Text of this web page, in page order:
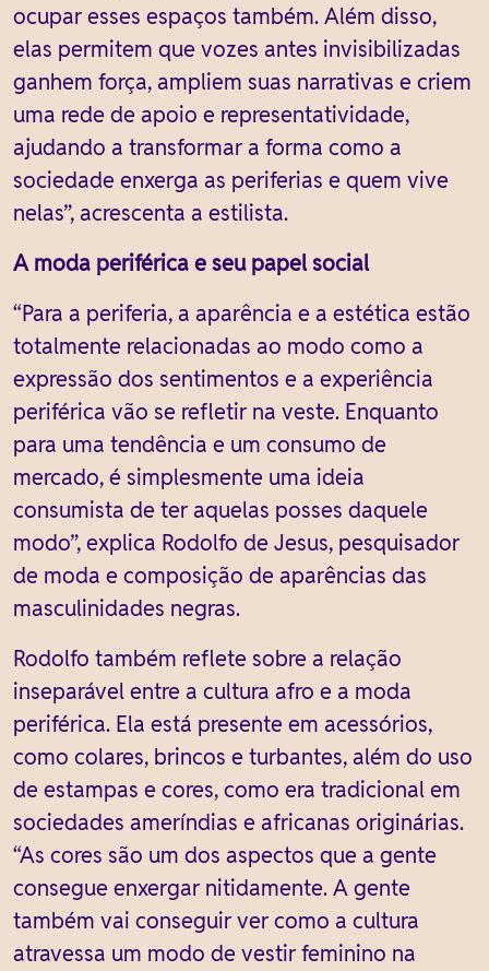
ocupar esses espaços também. Além disso,
elas permitem que vozes antes invisibilizadas
ganhem força, ampliem suas narrativas e criem
uma rede de apoio e representatividade,
ajudando a transformar a forma como a
sociedade enxerga as periferias e quem vive
nelas”, acrescenta a estilista.
A moda periférica e seu papel social
“Para a periferia, a aparência e a estética estão
totalmente relacionadas ao modo como a
expressão dos sentimentos e a experiência
periférica vão se refletir na veste. Enquanto
para uma tendência e um consumo de
mercado, é simplesmente uma ideia
consumista de ter aquelas posses daquele
modo”, explica Rodolfo de Jesus, pesquisador
de moda e composição de aparências das
masculinidades negras.
Rodolfo também reflete sobre a relação
inseparável entre a cultura afro e a moda
periférica. Ela está presente em acessórios,
como colares, brincos e turbantes, além do uso
de estampas e cores, como era tradicional em
sociedades ameríndias e africanas originárias.
“As cores são um dos aspectos que a gente
consegue enxergar nitidamente. A gente
também vai conseguir ver como a cultura
atravessa um modo de vestir feminino na